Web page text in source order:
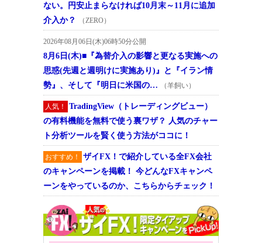
ない。円安止まらなければ10月末～11月に追加
介入か？
（ZERO）
2026年08月06日(木)06時50分公開
8月6日(木)■『為替介入の影響と更なる実施への
思惑(先週と週明けに実施あり)』と『イラン情
勢』、そして『明日に米国の…
（羊飼い）
人気！
TradingView（トレーディングビュー）
の有料機能を無料で使う裏ワザ？ 人気のチャー
ト分析ツールを賢く使う方法がココに！
おすすめ！
ザイFX！で紹介している全FX会社
のキャンペーンを掲載！ 今どんなFXキャンペ
ーンをやっているのか、こちらからチェック！